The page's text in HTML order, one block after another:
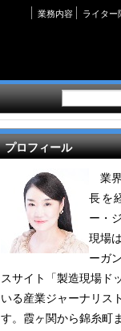
Secondary
業務内容 ライター
プロフィール
業
長を
ー・
現場
ーガ
スサイト「製造現場ド
いる産業ジャーナリス
す。霞ヶ関から錦糸町